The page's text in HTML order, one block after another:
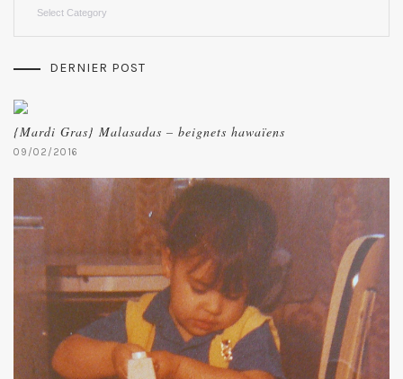
DERNIER POST
{Mardi Gras} Malasadas – beignets hawaïens
09/02/2016